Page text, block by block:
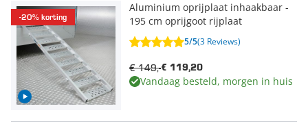
-20% korting
Aluminium oprijplaat inhaakbaar -
195 cm oprijgoot rijplaat
5/5(3 Reviews)
€ 119,20
€ 149,-
Vandaag besteld, morgen in huis